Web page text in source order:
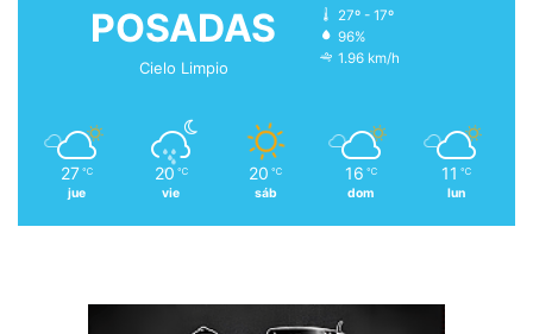
POSADAS
Cielo Limpio
27º - 17º
96%
1.96 km/h
27 ℃
jue
20 ℃
vie
20 ℃
sáb
16 ℃
dom
11 ℃
lun